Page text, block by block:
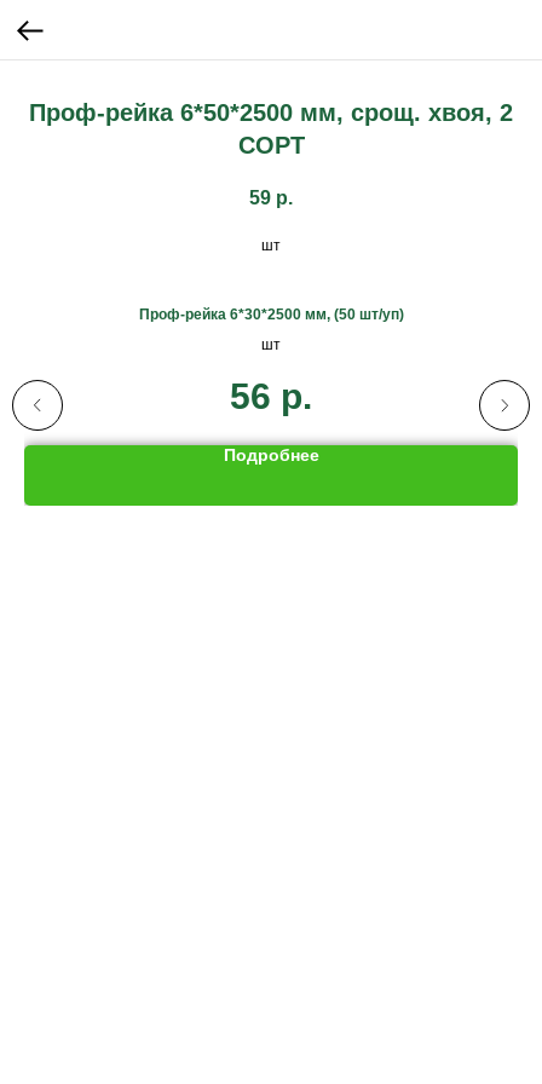
Проф-рейка 6*50*2500 мм, срощ. хвоя, 2
СОРТ
59 р.
шт
Проф-рейка 6*30*2500 мм, (50 шт/уп)
шт
56 р.
Подробнее